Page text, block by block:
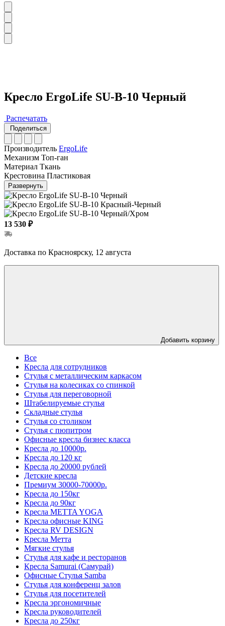
Кресло ErgoLife SU-B-10 Черный
Распечатать
Поделиться
Производитель ErgoLife
Механизм Топ-ган
Материал Ткань
Крестовина Пластиковая
Развернуть
13 530 ₽
Доставка по Красноярску, 12 августа
Добавить корзину
Все
Кресла для сотрудников
Стулья с металлическим каркасом
Стулья на колесиках со спинкой
Стулья для переговорной
Штабелируемые стулья
Складные стулья
Стулья со столиком
Стулья с пюпитром
Офисные кресла бизнес класса
Кресла до 10000р.
Кресла до 120 кг
Кресла до 20000 рублей
Детские кресла
Премиум 30000-70000р.
Кресла до 150кг
Кресла до 90кг
Кресла METTA YOGA
Кресла офисные KING
Кресла RV DESIGN
Кресла Метта
Мягкие стулья
Стулья для кафе и ресторанов
Кресла Samurai (Самурай)
Офисные Стулья Samba
Стулья для конференц залов
Стулья для посетителей
Кресла эргономичные
Кресла руководителей
Кресла до 250кг